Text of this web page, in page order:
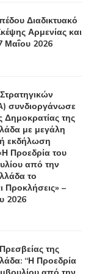
Διαδικτυακό
Αρμενίας και
Μαΐου 2026
συνδιοργάνωσε
Δημοκρατίας της
με μεγάλη
εκδήλωση
Προεδρία του
από την
το
Προκλήσεις» –
2026
της
“Η Προεδρία